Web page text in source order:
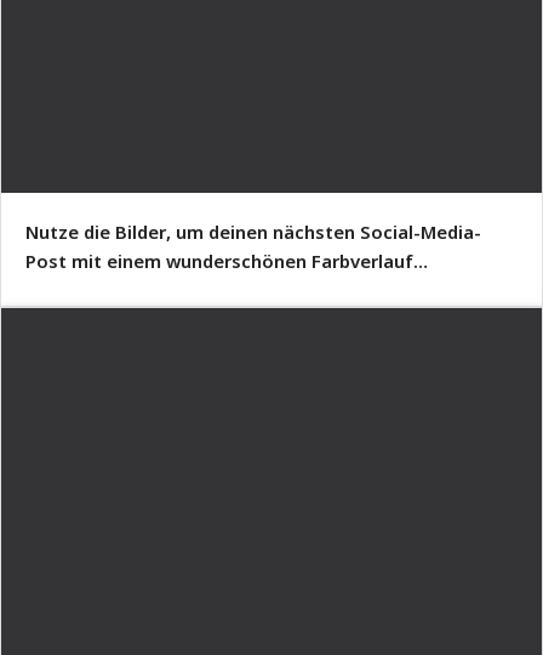
Nutze die Bilder, um deinen nächsten Social-Media-
Post mit einem wunderschönen Farbverlauf